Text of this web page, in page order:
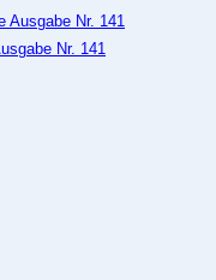
Nr. 141